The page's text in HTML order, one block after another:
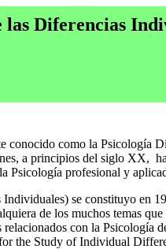
las Diferencias
conocido como la Psicología
a principios del siglo XX,
Psicología profesional y
se constituyo en
de los muchos temas
con la
the Study of Individual